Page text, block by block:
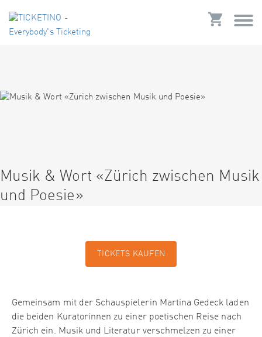
Musik & Wort «Zürich zwischen Musik
und Poesie»
TICKETS KAUFEN
Gemeinsam mit der Schauspielerin Martina Gedeck laden
die beiden Kuratorinnen zu einer poetischen Reise nach
Zürich ein. Musik und Literatur verschmelzen zu einer